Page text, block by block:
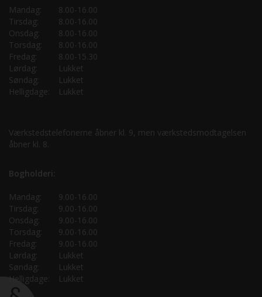
Mandag:
8.00-16.00
Tirsdag:
8.00-16.00
Onsdag:
8.00-16.00
Torsdag:
8.00-16.00
Fredag:
8.00-15.30
Lørdag:
Lukket
Søndag:
Lukket
Helligdage:
Lukket
Værkstedstelefonerne åbner kl. 9, men værkstedsmodtagelsen
åbner kl. 8.
Bogholderi:
Mandag:
9.00-16.00
Tirsdag:
9.00-16.00
Onsdag:
9.00-16.00
Torsdag:
9.00-16.00
Fredag:
9.00-16.00
Lørdag:
Lukket
Søndag:
Lukket
Helligdage:
Lukket